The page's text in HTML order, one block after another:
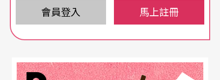
疑，所以改編電影、或以舊曲串成的「點唱機」音
樂劇層出不窮。熟悉的面孔也是一大誘因，電影電
經有新聞話題。
會員登入 馬上註冊